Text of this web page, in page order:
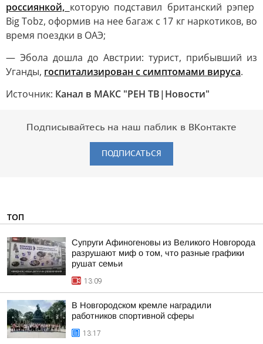
россиянкой, которую подставил британский рэпер
Big Tobz, оформив на нее багаж с 17 кг наркотиков, во
время поездки в ОАЭ;
— Эбола дошла до Австрии: турист, прибывший из
Уганды, госпитализирован с симптомами вируса.
Источник: Канал в МАКС "РЕН ТВ|Новости"
Подписывайтесь на наш паблик в ВКонтакте
ПОДПИСАТЬСЯ
ТОП
Супруги Афиногеновы из Великого Новгорода
разрушают миф о том, что разные графики
рушат семьи
13:09
В Новгородском кремле наградили
работников спортивной сферы
13:17